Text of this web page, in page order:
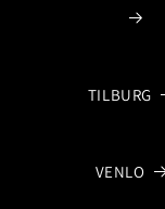
TILBURG
VENLO